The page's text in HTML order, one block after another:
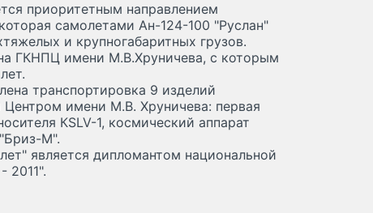
приоритетным направлением
самолетами Ан-124-100 "Руслан"
и крупногабаритных грузов.
ГКНПЦ имени М.В.Хруничева, с которым
транспортировка 9 изделий
имени М.В. Хруничева: первая
КSLV-1, космический аппарат
М".
является дипломантом национальной
2011".